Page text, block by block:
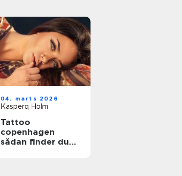
04. marts 2026
Kasperq Holm
Tattoo
copenhagen
sådan finder du